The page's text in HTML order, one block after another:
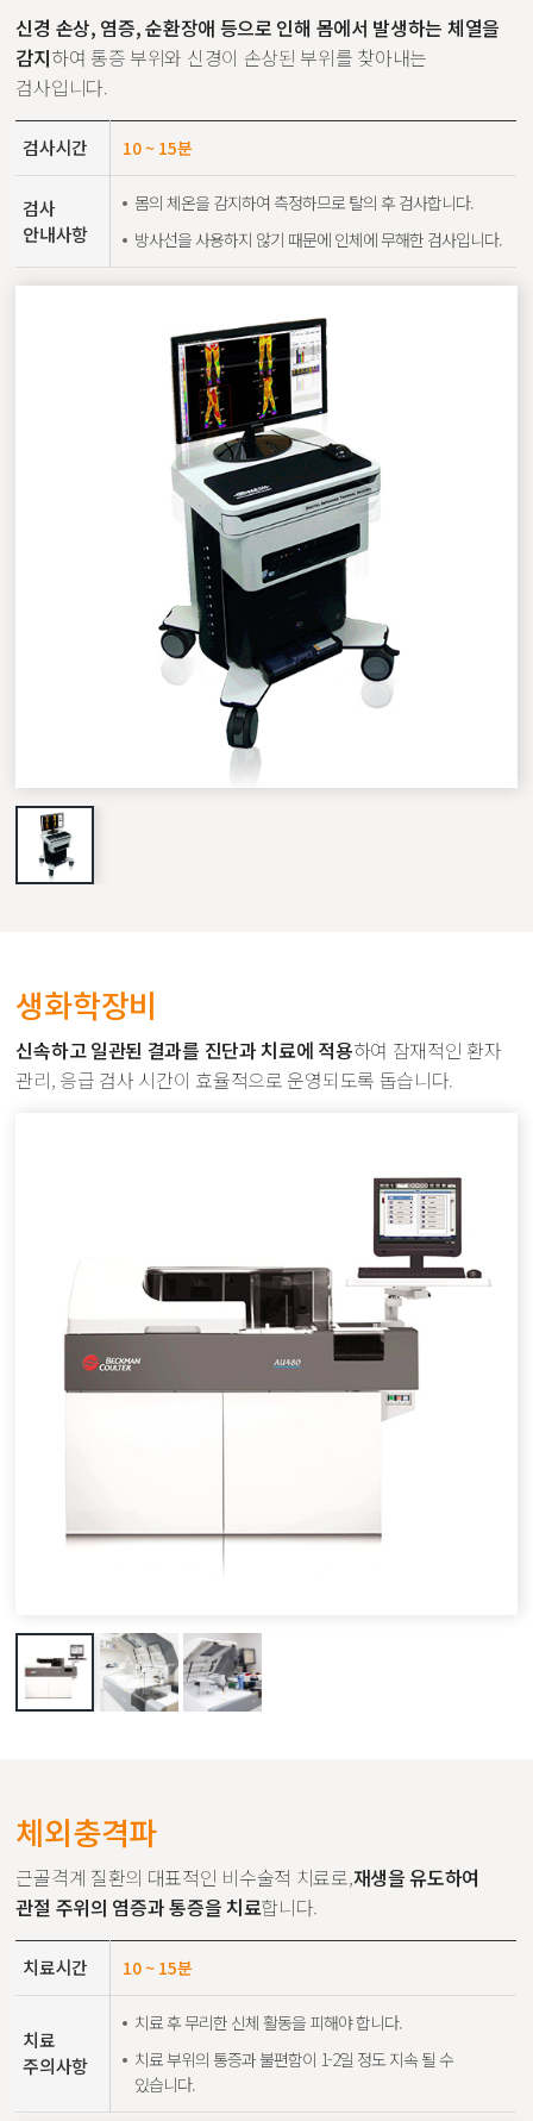
신경 손상, 염증, 순환장애 등으로 인해 몸에서 발생하는 체열을
감지하여 통증 부위와 신경이 손상된 부위를 찾아내는
검사입니다.
검사시간 10 ~ 15분
검사
안내사항
몸의 체온을 감지하여 측정하므로 탈의 후 검사합니다.
방사선을 사용하지 않기 때문에 인체에 무해한 검사입니다.
생화학장비
신속하고 일관된 결과를 진단과 치료에 적용하여 잠재적인 환자
관리, 응급 검사 시간이 효율적으로 운영되도록 돕습니다.
체외충격파
근골격계 질환의 대표적인 비수술적 치료로,재생을 유도하여
관절 주위의 염증과 통증을 치료합니다.
치료시간 10 ~ 15분
치료
주의사항
치료 후 무리한 신체 활동을 피해야 합니다.
치료 부위의 통증과 불편함이 1-2일 정도 지속 될 수
있습니다.